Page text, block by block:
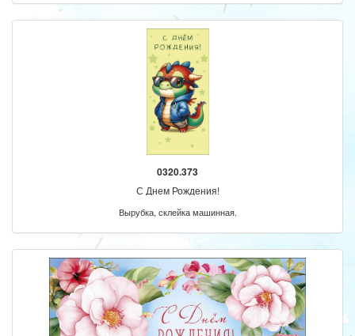
0320.373
С Днем Рождения!
Вырубка, склейка машинная.